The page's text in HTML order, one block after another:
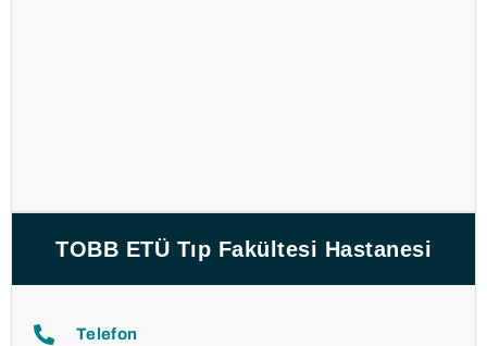
TOBB ETÜ Tıp Fakültesi Hastanesi
Telefon